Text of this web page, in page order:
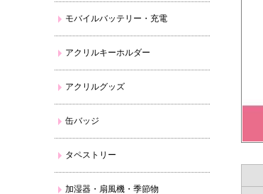
モバイルバッテリー・充電
アクリルキーホルダー
アクリルグッズ
缶バッジ
タペストリー
加湿器・扇風機・季節物